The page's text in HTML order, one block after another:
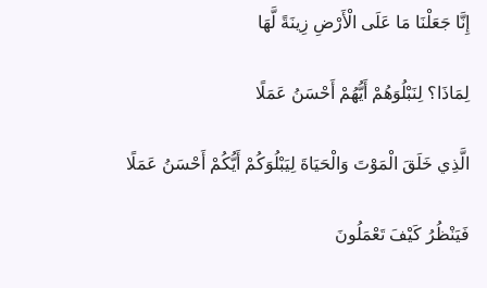
إِنَّا جَعَلْنَا مَا عَلَى الْأَرْضِ زِينَةً لَّهَا
لِمَاذَا؟ لِنَبْلُوَهُمْ أَيُّهُمْ أَحْسَنُ عَمَلًا
الَّذِي خَلَقَ الْمَوْتَ وَالْحَيَاةَ لِيَبْلُوَكُمْ أَيُّكُمْ أَحْسَنُ عَمَلًا
فَيَنْظُرُ كَيْفَ تَعْمَلُونَ